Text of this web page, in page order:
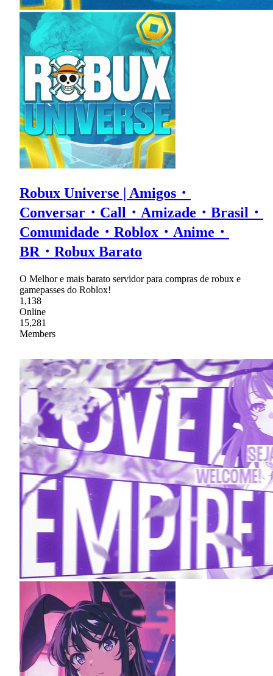
Robux Universe | Amigos・
Conversar・Call・Amizade・Brasil・
Comunidade・Roblox・Anime・
BR・Robux Barato
O Melhor e mais barato servidor para compras de robux e
gamepasses do Roblox!
1,138
Online
15,281
Members